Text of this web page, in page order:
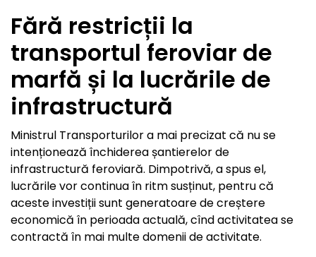
Fără restricții la
transportul feroviar de
marfă și la lucrările de
infrastructură
Ministrul Transporturilor a mai precizat că nu se
intenționează închiderea șantierelor de
infrastructură feroviară. Dimpotrivă, a spus el,
lucrările vor continua în ritm susținut, pentru că
aceste investiții sunt generatoare de creștere
economică în perioada actuală, cînd activitatea se
contractă în mai multe domenii de activitate.